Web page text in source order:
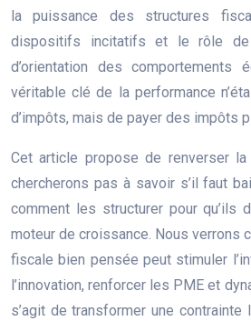
la puissance des structures
dispositifs incitatifs et le rôle de
d’orientation des comportements
véritable clé de la performance
d’impôts, mais de payer des impôts
Cet article propose de renverser
chercherons pas à savoir s’il faut
comment les structurer pour qu’ils
moteur de croissance. Nous verrons
fiscale bien pensée peut stimuler
l’innovation, renforcer les PME et
s’agit de transformer une contrainte